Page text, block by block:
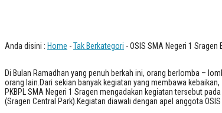
Anda disini : Home -Tak Berkategori - OSIS SMA Negeri 1 Sragen
Di Bulan Ramadhan yang penuh berkah ini, orang berlomba –
orang lain.Dari sekian banyak kegiatan yang membawa
PKBPL SMA Negeri 1 Sragen mengadakan kegiatan tersebut
(Sragen Central Park).Kegiatan diawali dengan apel anggota